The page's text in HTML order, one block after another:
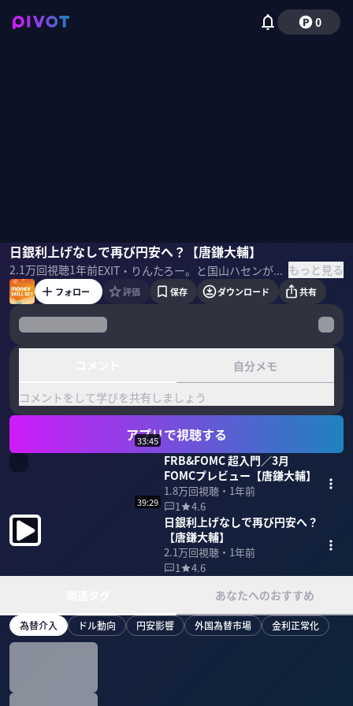
0
日銀利上げなしで再び円安へ？【唐鎌大輔】
2.1万回視聴1年前 EXIT・りんたろー。と国山ハセンが株・保険・住宅など資産運用にまつわるスキルセットを学ぶ。3月18日&19日に開催されるFOMCや日銀金融政策会合の争点は？過熱する円買いリスクについて唐鎌大輔氏が解説 ＜ゲスト＞ 唐鎌大輔（みずほ銀行 チーフマーケット・エコノミスト） 著書「弱い円の正体 仮面の黒字国・日本」▷ もっと見る
唐鎌大輔りんたろー。（EXIT） 国山ハセン
フォロー 評価 保存 ダウンロード 共有
自分メモ
コメントをして学びを共有しましょう
アプリで視聴する
33:45
FRB&FOMC 超入門／3月
FOMCプレビュー【唐鎌大輔】
1.8万回視聴・ 1年前
1
4.6
39:29
日銀利上げなしで再び円安へ？
【唐鎌大輔】
2.1万回視聴・ 1年前
1
4.6
あなたへのおすすめ
為替介入 ドル動向 円安影響 外国為替市場 金利正常化